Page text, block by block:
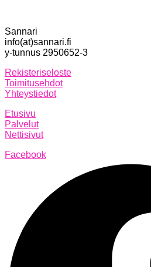
Sannari
info(at)sannari.fi
y-tunnus 2950652-3
Rekisteriseloste
Toimitusehdot
Yhteystiedot
Etusivu
Palvelut
Nettisivut
Facebook